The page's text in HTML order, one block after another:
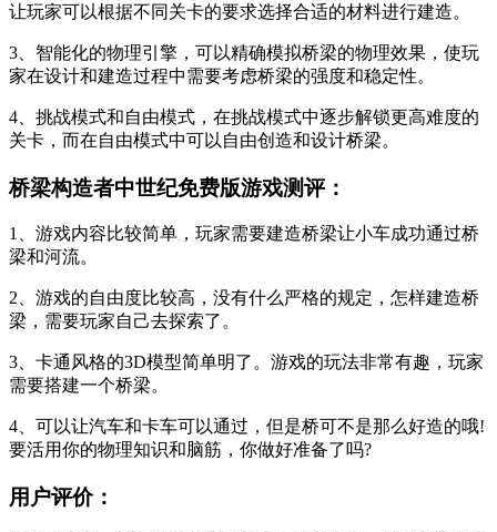
让玩家可以根据不同关卡的要求选择合适的材料进行建造。
3、智能化的物理引擎，可以精确模拟桥梁的物理效果，使玩
家在设计和建造过程中需要考虑桥梁的强度和稳定性。
4、挑战模式和自由模式，在挑战模式中逐步解锁更高难度的
关卡，而在自由模式中可以自由创造和设计桥梁。
桥梁构造者中世纪免费版游戏测评：
1、游戏内容比较简单，玩家需要建造桥梁让小车成功通过桥
梁和河流。
2、游戏的自由度比较高，没有什么严格的规定，怎样建造桥
梁，需要玩家自己去探索了。
3、卡通风格的3D模型简单明了。游戏的玩法非常有趣，玩家
需要搭建一个桥梁。
4、可以让汽车和卡车可以通过，但是桥可不是那么好造的哦!
要活用你的物理知识和脑筋，你做好准备了吗?
用户评价：